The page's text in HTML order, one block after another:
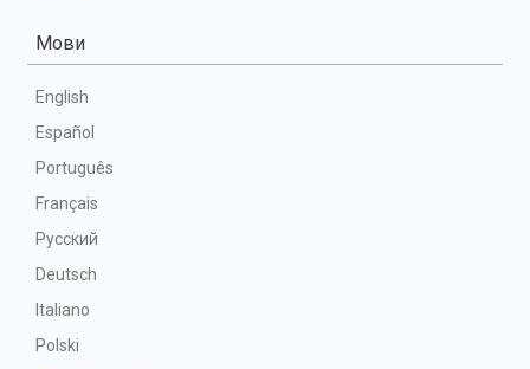
Мови
English
Español
Português
Français
Русский
Deutsch
Italiano
Polski